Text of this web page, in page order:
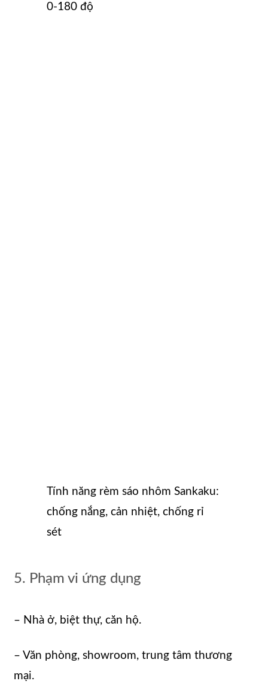
0-180 độ
Tính năng rèm sáo nhôm Sankaku:
chống nắng, cản nhiệt, chống rỉ
sét
5. Phạm vi ứng dụng
– Nhà ở, biệt thự, căn hộ.
– Văn phòng, showroom, trung tâm thương
mại.